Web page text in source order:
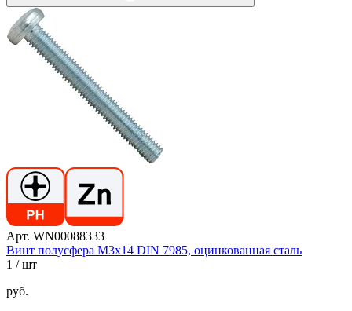
Арт. WN00088333
Винт полусфера М3х14 DIN 7985, оцинкованная сталь
1 / шт
руб.